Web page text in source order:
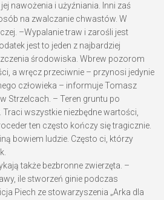
nawożenia i użyźniania. Inni zaś
na zwalczanie chwastów. W
–Wypalanie traw i zarośli jest
jest to jeden z najbardziej
środowiska. Wbrew pozorom
a wręcz przeciwnie – przynosi jedynie
człowieka – informuje Tomasz
Strzelcach. – Teren gruntu po
Traci wszystkie niezbędne wartości,
ten często kończy się tragicznie.
bowiem ludzie. Często ci, którzy
także bezbronne zwierzęta. –
ile stworzeń ginie podczas
Piech ze stowarzyszenia „Arka dla